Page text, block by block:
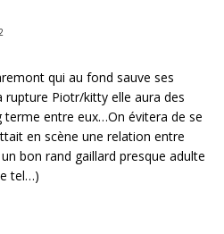
qui au fond sauve ses
rupture Piotr/kitty elle aura des
terme entre eux…On évitera de se
en scène une relation entre
bon rand gaillard presque adulte
tel…)